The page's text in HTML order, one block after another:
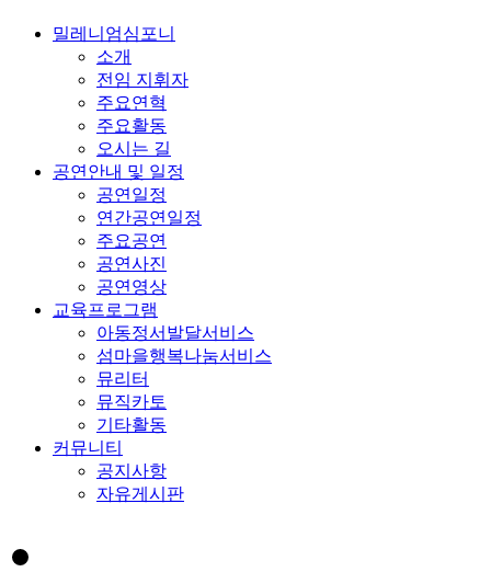
밀레니엄심포니
소개
전임 지휘자
주요연혁
주요활동
오시는 길
공연안내 및 일정
공연일정
연간공연일정
주요공연
공연사진
공연영상
교육프로그램
아동정서발달서비스
섬마을행복나눔서비스
뮤리터
뮤직카토
기타활동
커뮤니티
공지사항
자유게시판